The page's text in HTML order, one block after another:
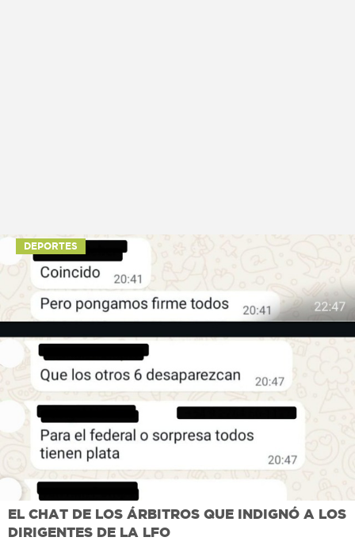
DEPORTES
EL CHAT DE LOS ÁRBITROS QUE INDIGNÓ A LOS
DIRIGENTES DE LA LFO